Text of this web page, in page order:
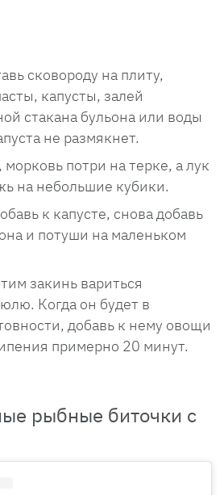
сковороду на плиту,
капусты, залей
стакана бульона или воды
не размякнет.
потри на терке, а лук
на небольшие кубики.
к капусте, снова добавь
и потуши на маленьком
закинь вариться
Когда он будет в
добавь к нему овощи
примерно 20 минут.
рыбные биточки с